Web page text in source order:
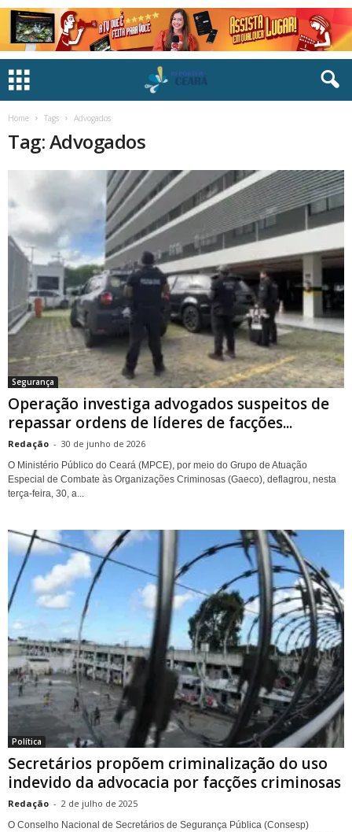
Home Tags Advogados
Tag: Advogados
Segurança
Operação investiga advogados suspeitos de
repassar ordens de líderes de facções...
Redação - 30 de junho de 2026
O Ministério Público do Ceará (MPCE), por meio do Grupo de Atuação
Especial de Combate às Organizações Criminosas (Gaeco), deflagrou, nesta
terça-feira, 30, a...
Política
Secretários propõem criminalização do uso
indevido da advocacia por facções criminosas
Redação - 2 de julho de 2025
O Conselho Nacional de Secretários de Segurança Pública (Consesp)